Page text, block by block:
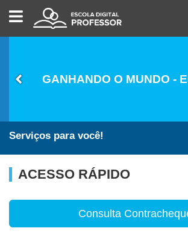
ESCOLA
DIGITAL
-
PROFESSOR
GANHANDO O MUNDO -
Serviços para você!
ACESSO RÁPIDO
Consulta